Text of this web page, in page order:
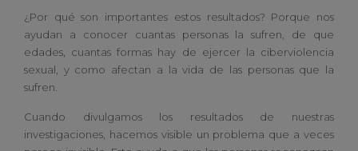
¿Por qué son importantes estos resultados? Porque nos
ayudan a conocer cuantas personas la sufren, de que
edades, cuantas formas hay de ejercer la ciberviolencia
sexual, y como afectan a la vida de las personas que la
sufren.
Cuando divulgamos los resultados de nuestras
investigaciones, hacemos visible un problema que a veces